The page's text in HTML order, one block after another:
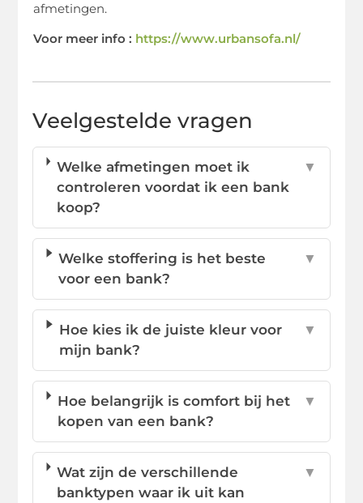
afmetingen.
Voor meer info : https://www.urbansofa.nl/
Veelgestelde vragen
Welke afmetingen moet ik
controleren voordat ik een bank
koop?
▼
Welke stoffering is het beste
voor een bank?
▼
Hoe kies ik de juiste kleur voor
mijn bank?
▼
Hoe belangrijk is comfort bij het
kopen van een bank?
▼
Wat zijn de verschillende
banktypen waar ik uit kan
▼